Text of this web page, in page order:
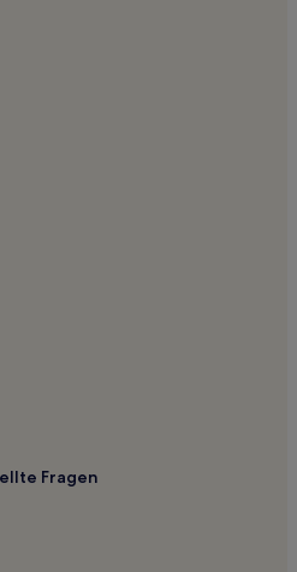
Fragen